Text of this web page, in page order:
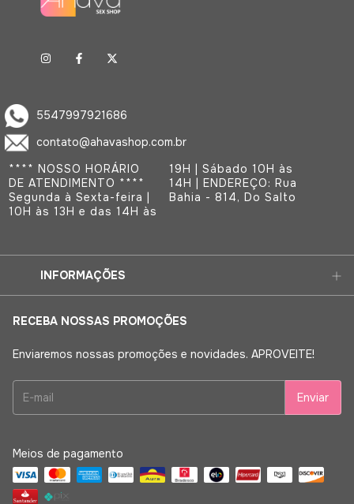
5547997921686
contato@ahavashop.com.br
**** NOSSO HORÁRIO
DE ATENDIMENTO ****
Segunda à Sexta-feira |
10H às 13H e das 14H às
19H | Sábado 10H às
14H | ENDEREÇO: Rua
Bahia - 814, Do Salto
INFORMAÇÕES
RECEBA NOSSAS PROMOÇÕES
Enviaremos nossas promoções e novidades. APROVEITE!
Meios de pagamento